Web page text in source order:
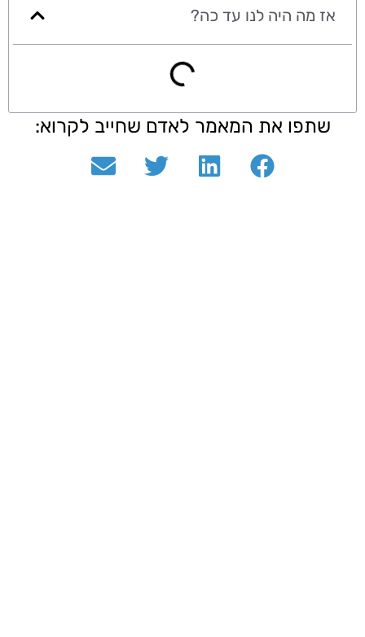
אז מה היה לנו עד כה?
שתפו את המאמר לאדם שחייב לקרוא: